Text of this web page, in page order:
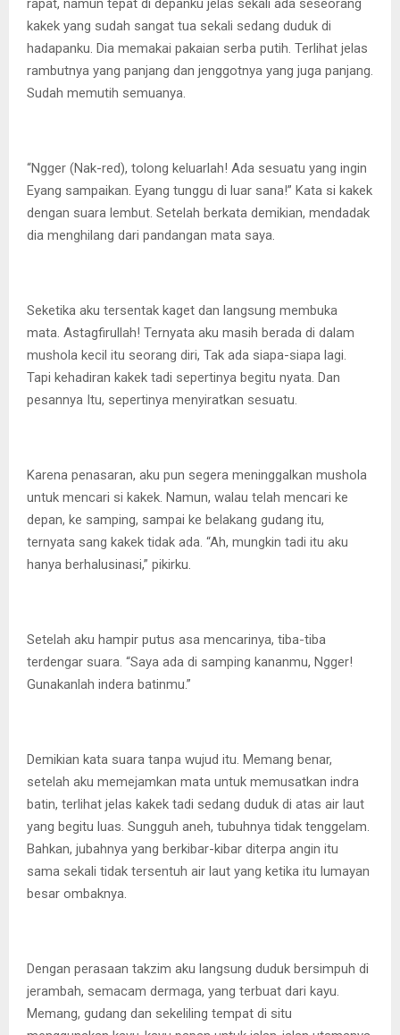
kakek yang sudah sangat tua sekali sedang duduk di
hadapanku. Dia memakai pakaian serba putih. Terlihat jelas
rambutnya yang panjang dan jenggotnya yang juga panjang.
Sudah memutih semuanya.
“Ngger (Nak-red), tolong keluarlah! Ada sesuatu yang ingin
Eyang sampaikan. Eyang tunggu di luar sana!” Kata si kakek
dengan suara lembut. Setelah berkata demikian, mendadak
dia menghilang dari pandangan mata saya.
Seketika aku tersentak kaget dan langsung membuka
mata. Astagfirullah! Ternyata aku masih berada di dalam
mushola kecil itu seorang diri, Tak ada siapa-siapa lagi.
Tapi kehadiran kakek tadi sepertinya begitu nyata. Dan
pesannya Itu, sepertinya menyiratkan sesuatu.
Karena penasaran, aku pun segera meninggalkan mushola
untuk mencari si kakek. Namun, walau telah mencari ke
depan, ke samping, sampai ke belakang gudang itu,
ternyata sang kakek tidak ada. “Ah, mungkin tadi itu aku
hanya berhalusinasi,” pikirku.
Setelah aku hampir putus asa mencarinya, tiba-tiba
terdengar suara. “Saya ada di samping kananmu, Ngger!
Gunakanlah indera batinmu.”
Demikian kata suara tanpa wujud itu. Memang benar,
setelah aku memejamkan mata untuk memusatkan indra
batin, terlihat jelas kakek tadi sedang duduk di atas air laut
yang begitu luas. Sungguh aneh, tubuhnya tidak tenggelam.
Bahkan, jubahnya yang berkibar-kibar diterpa angin itu
sama sekali tidak tersentuh air laut yang ketika itu lumayan
besar ombaknya.
Dengan perasaan takzim aku langsung duduk bersimpuh di
jerambah, semacam dermaga, yang terbuat dari kayu.
Memang, gudang dan sekeliling tempat di situ